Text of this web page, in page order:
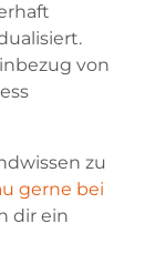
von
zu
gerne bei
dir ein